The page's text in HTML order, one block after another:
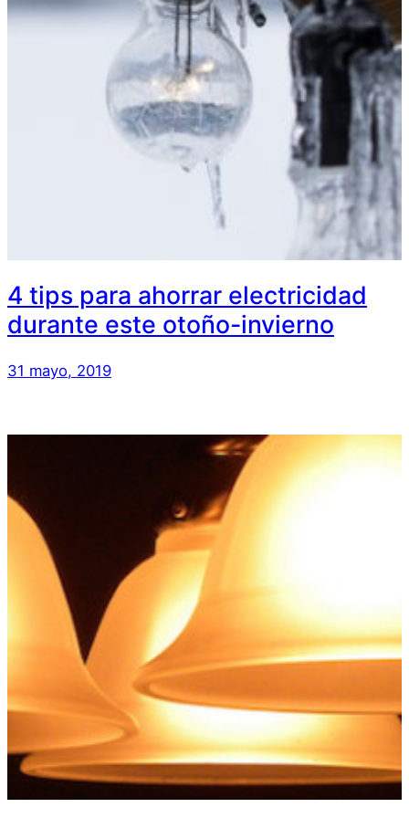
4 tips para ahorrar electricidad
durante este otoño-invierno
31 mayo, 2019